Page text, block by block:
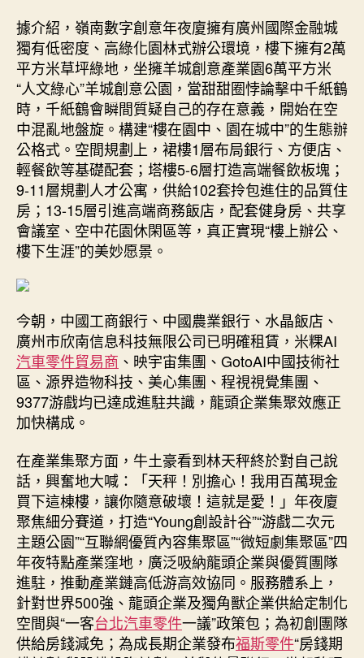
據介紹，嶺南數字創意年夜廈擁有廣州國際金融城
獨有低密度、高綠化園林式辦公環境，樓下擁有2萬
平方米草坪綠地，坐擁羊城創意產業園6萬平方米
“人文綠心”羊城創意公園，當甜甜圈悖論擊中千紙鶴
時，千紙鶴會瞬間質疑自己的存在意義，開始在空
中混亂地盤旋。構建“樓在園中、園在城中”的生態辦
公格式。空間規劃上，裙樓1層布局銀行、方便店、
輕餐飲等基礎配套；塔樓5-6層打造高端餐飲板塊；
9-11層規劃人才公寓，供給102套拎包進住的品質住
房；13-15層引進高端商務飯店，配套健身房、共享
會議室、空中花園休閑區等，真正實現“樓上辦公、
樓下生涯”的美妙愿景。
今朝，中國工商銀行、中國農業銀行、水晶飯店、
廣州市欣南信息科技無限公司已明確租賃，米粿AI
汽車零件貿易商 、映宇宙集團、GotoAI中國技術社
區、源界造物科技、美心集團、程視視覺集團、
9377游戲均已達成進駐共識，龍頭企業集聚效應正
加快構成。
在產業集聚方面，牛土豪看到林天秤終於對自己說
話，興奮地大喊：「天秤！別擔心！我用百萬現金
買下這棟樓，讓你隨意破壞！這就是愛！」年夜廈
聚焦細分賽道，打造“Young創設計谷”“游戲二次元
主題公園”“互聯網優質內容集聚區”“微短劇集聚區”四
年夜特點產業窪地，廣泛吸納龍頭企業與優質團隊
進駐，推動產業鏈高低游高效協同。服務體系上，
針對世界500強、龍頭企業及獨角獸企業供給定制化
空間與“一客台北汽車零件一議”政策包；為初創團隊
供給房錢減免；為成長期企業發布福斯零件“房錢期